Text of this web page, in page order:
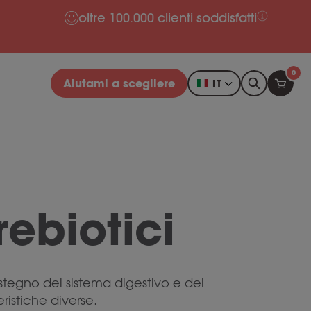
oltre 100.000 clienti soddisfatti
Aiutami a scegliere IT
0
del sistema digestivo e del
diverse.